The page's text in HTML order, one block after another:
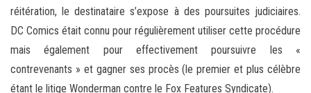
réitération, le destinataire s’expose à des poursuites judiciaires.
DC Comics était connu pour régulièrement utiliser cette procédure
mais également pour effectivement poursuivre les «
contrevenants » et gagner ses procès (le premier et plus célèbre
étant le litige Wonderman contre le Fox Features Syndicate).